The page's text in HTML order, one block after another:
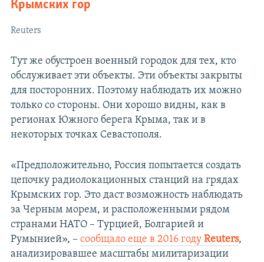
Крымских гор
Reuters
Тут же обустроен военный городок для тех, кто
обслуживает эти объекты. Эти объекты закрыты
для посторонних. Поэтому наблюдать их можно
только со стороны. Они хорошо видны, как в
регионах Южного берега Крыма, так и в
некоторых точках Севастополя.
«Предположительно, Россия попытается создать
цепочку радиолокационных станций на грядах
Крымских гор. Это даст возможность наблюдать
за Черным морем, и расположенными рядом
странами НАТО – Турцией, Болгарией и
Румынией», – сообщало еще в 2016 году Reuters,
анализировавшее масштабы милитаризации